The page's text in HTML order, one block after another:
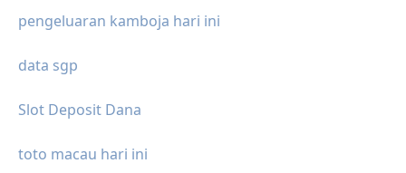
pengeluaran kamboja hari ini
data sgp
Slot Deposit Dana
toto macau hari ini